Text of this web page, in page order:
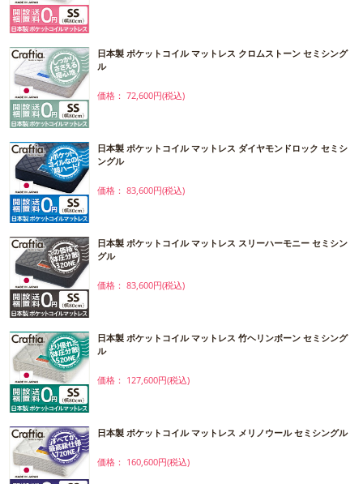
日本製 ポケットコイル マットレス クロムストーン セミシング
ル
価格： 72,600円(税込)
日本製 ポケットコイル マットレス ダイヤモンドロック セミシ
ングル
価格： 83,600円(税込)
日本製 ポケットコイル マットレス スリーハーモニー セミシン
グル
価格： 83,600円(税込)
日本製 ポケットコイル マットレス 竹ヘリンボーン セミシング
ル
価格： 127,600円(税込)
日本製 ポケットコイル マットレス メリノウール セミシングル
価格： 160,600円(税込)